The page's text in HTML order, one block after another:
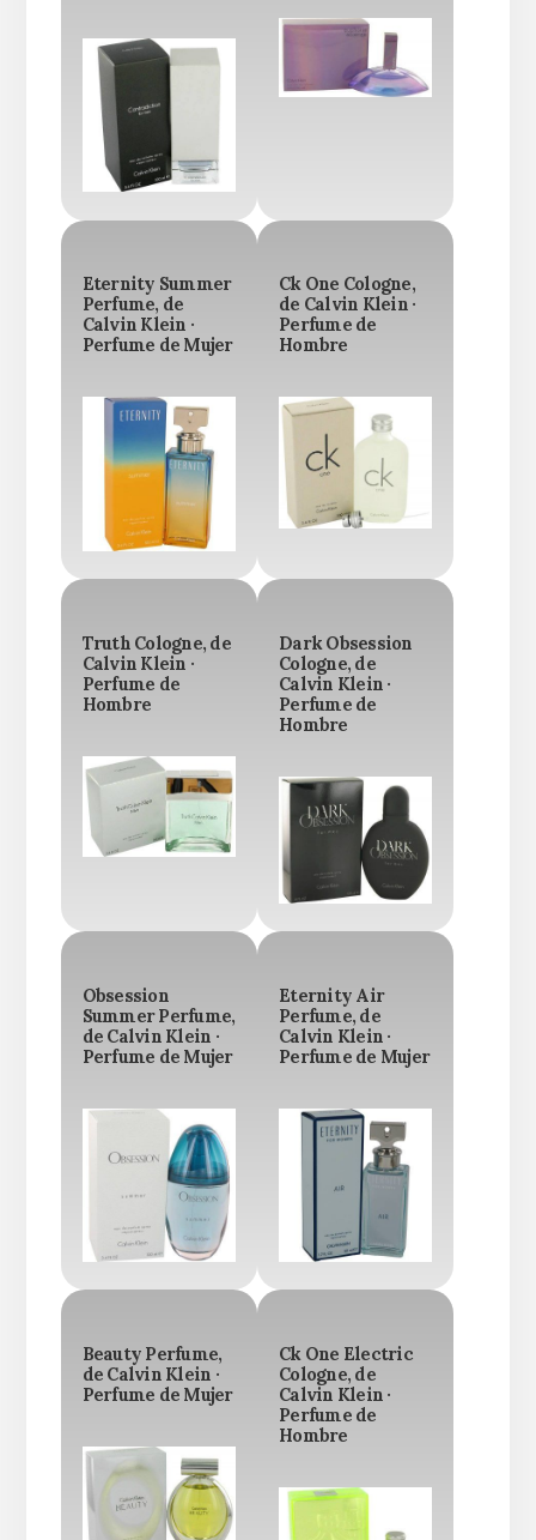
Eternity Summer
Perfume, de
Calvin Klein ·
Perfume de Mujer
Ck One Cologne,
de Calvin Klein ·
Perfume de
Hombre
Truth Cologne, de
Calvin Klein ·
Perfume de
Hombre
Dark Obsession
Cologne, de
Calvin Klein ·
Perfume de
Hombre
Obsession
Summer Perfume,
de Calvin Klein ·
Perfume de Mujer
Eternity Air
Perfume, de
Calvin Klein ·
Perfume de Mujer
Beauty Perfume,
de Calvin Klein ·
Perfume de Mujer
Ck One Electric
Cologne, de
Calvin Klein ·
Perfume de
Hombre